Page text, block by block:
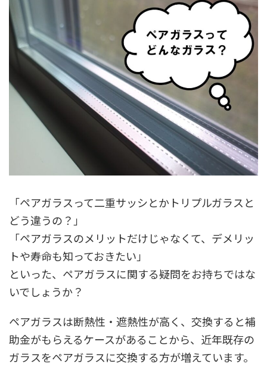
「ペアガラスって二重サッシとかトリプルガラスと
どう違うの？」
「ペアガラスのメリットだけじゃなくて、デメリッ
トや寿命も知っておきたい」
といった、ペアガラスに関する疑問をお持ちではな
いでしょうか？
ペアガラスは断熱性・遮熱性が高く、交換すると補
助金がもらえるケースがあることから、近年既存の
ガラスをペアガラスに交換する方が増えています。